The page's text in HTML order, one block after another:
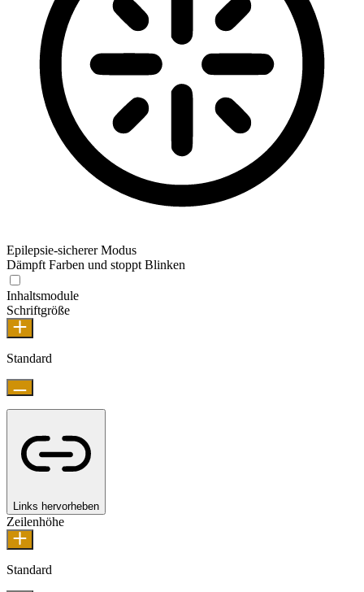
Epilepsie-sicherer Modus
Dämpft Farben und stoppt Blinken
Inhaltsmodule
Schriftgröße
Standard
Links hervorheben
Zeilenhöhe
Standard